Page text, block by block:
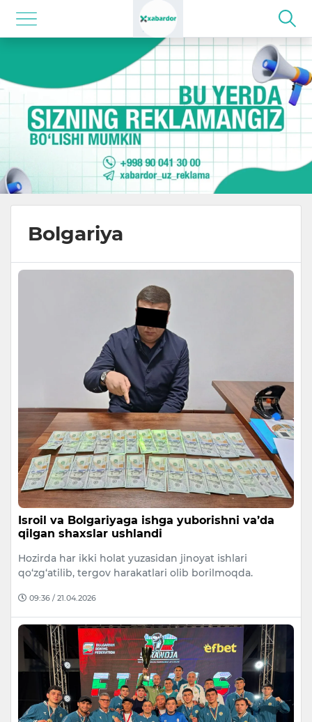
Bolgariya
Isroil va Bolgariyaga ishga yuborishni va’da
qilgan shaxslar ushlandi
Hozirda har ikki holat yuzasidan jinoyat ishlari
qo‘zg‘atilib, tergov harakatlari olib borilmoqda.
09:36 / 21.04.2026